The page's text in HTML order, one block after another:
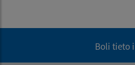
Boli tieto